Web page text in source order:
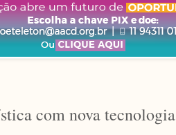
com nova tecnologia